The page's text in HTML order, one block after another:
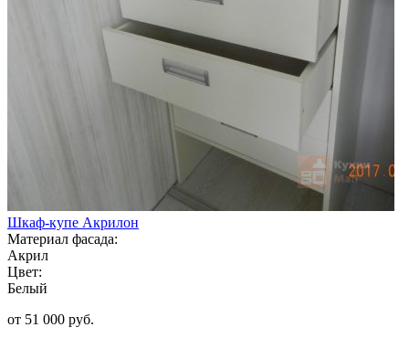
Шкаф-купе Акрилон
Материал фасада:
Акрил
Цвет:
Белый
от 51 000 руб.